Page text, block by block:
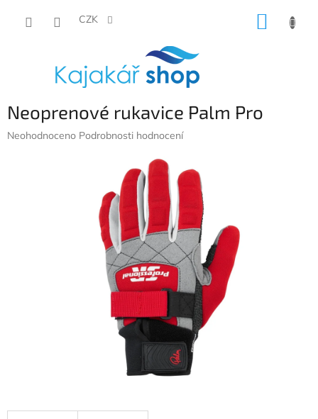
CZK
Neoprenové rukavice Palm Pro
Průměrné
Neohodnoceno Podrobnosti hodnocení